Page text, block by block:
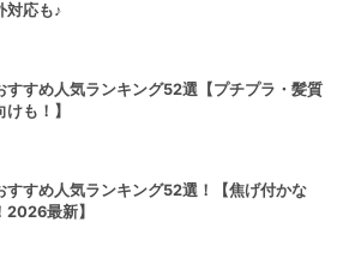
対応も♪
すすめ人気ランキング52選【プチプラ・髪質
も！】
すすめ人気ランキング52選！【焦げ付かな
2026最新】